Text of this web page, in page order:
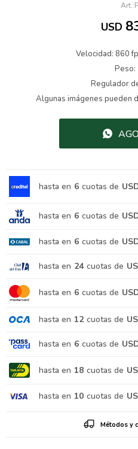
USD
Velocidad: 860
Peso:
Regulador
Algunas imágenes pueden
hasta en 6 cuotas de
hasta en 6 cuotas de
hasta en 6 cuotas de
hasta en 24 cuotas de
hasta en 6 cuotas de
hasta en 12 cuotas de
hasta en 6 cuotas de
hasta en 18 cuotas de
hasta en 10 cuotas de
Métodos y